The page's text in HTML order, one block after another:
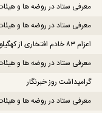
معرفی ستاد در روضه ها و
معرفی ستاد در روضه ها و
اعزام ۸۳ خادم افتخاری از کهگیلویه و بویراحمد به پروژه ستاد کاظمین در عراق
معرفی ستاد در روضه ها و
گرامیداشت روز خبرنگار
معرفی ستاد در روضه ها و